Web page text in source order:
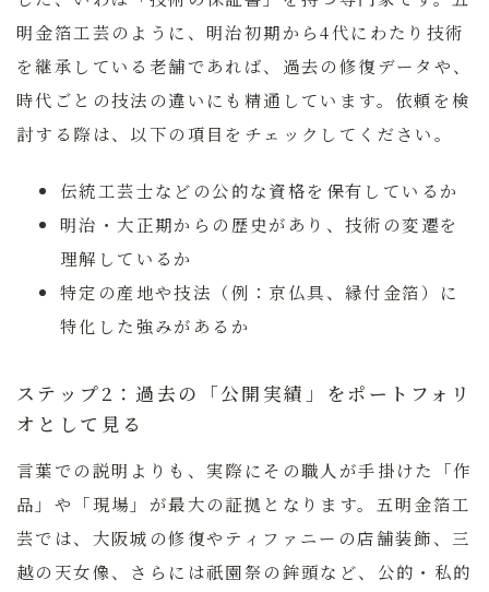
明金箔工芸のように、明治初期から4代にわたり技術
を継承している老舗であれば、過去の修復データや、
時代ごとの技法の違いにも精通しています。依頼を検
討する際は、以下の項目をチェックしてください。
伝統工芸士などの公的な資格を保有しているか
明治・大正期からの歴史があり、技術の変遷を
理解しているか
特定の産地や技法 （例：京仏具、縁付金箔）に
特化した強みがあるか
ステップ2：過去の「公開実績」をポートフォリ
オとして見る
言葉での説明よりも、実際にその職人が手掛けた「作
品」や「現場」が最大の証拠となります。五明金箔工
芸では、大阪城の修復やティファニーの店舗装飾、三
越の天女像、さらには祇園祭の鉾頭など、公的・私的